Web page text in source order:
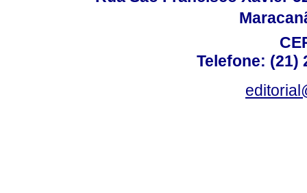
Telefone: (21)